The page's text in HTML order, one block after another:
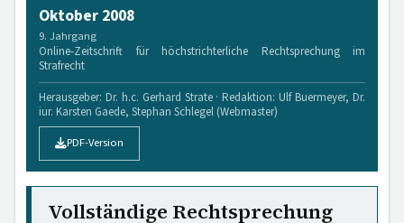
Oktober 2008
9. Jahrgang
Online-Zeitschrift für höchstrichterliche Rechtsprechung im
Strafrecht
Herausgeber: Dr. h.c. Gerhard Strate · Redaktion: Ulf Buermeyer, Dr.
iur. Karsten Gaede, Stephan Schlegel (Webmaster)
PDF-Version
Vollständige Rechtsprechung